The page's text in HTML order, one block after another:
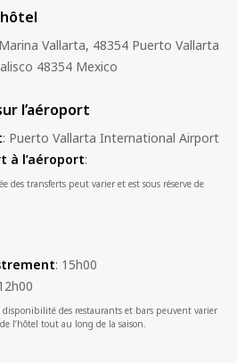
Vallarta, 48354 Puerto Vallarta
48354 Mexico
l’aéroport
: Puerto Vallarta International Airport
à l’aéroport:
des transferts peut varier et est sous réserve de
: 15h00
disponibilité des restaurants et bars peuvent varier
l’hôtel tout au long de la saison.